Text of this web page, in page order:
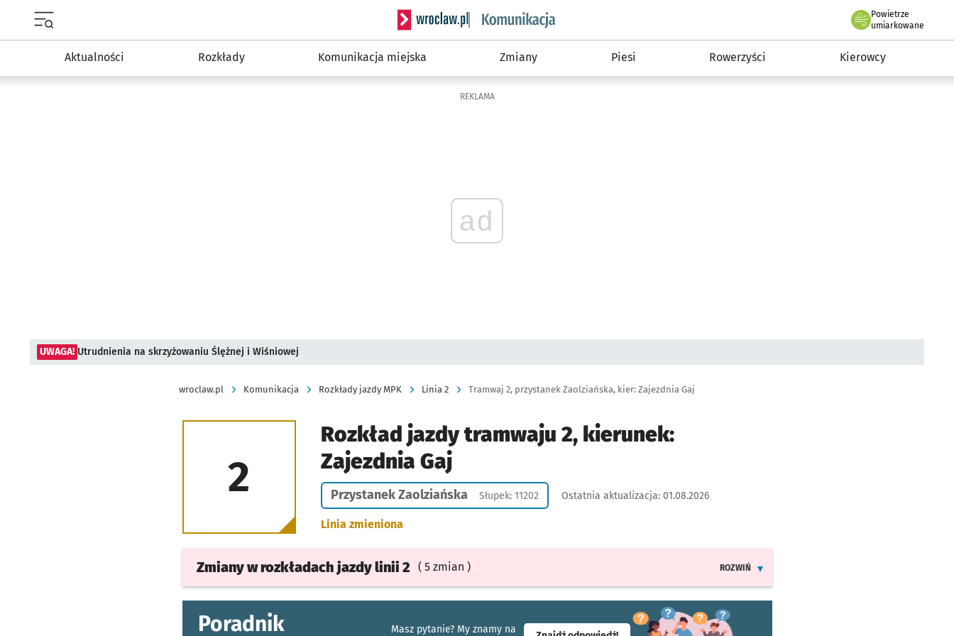
Serwis informacyjny wroclaw.pl podserwis: Komunikacja
Powietrze
we Wrocławiu
umiarkowane
Aktualności Rozkłady Komunikacja miejska Zmiany Piesi Rowerzyści Kierowcy
REKLAMA
ad
UWAGA! Utrudnienia na skrzyżowaniu Ślężnej i Wiśniowej
wroclaw.pl Komunikacja Rozkłady jazdy MPK Linia 2 Tramwaj 2, przystanek Zaolziańska, kier: Zajezdnia Gaj
2
Rozkład jazdy tramwaju 2, kierunek:
Zajezdnia Gaj
Przystanek Zaolziańska Słupek: 11202 Ostatnia aktualizacja: 01.08.2026
Linia zmieniona
Zmiany w rozkładach jazdylinii 2 ( 5 zmian )
ROZWIŃ
Poradnik
Masz pytanie? My znamy na